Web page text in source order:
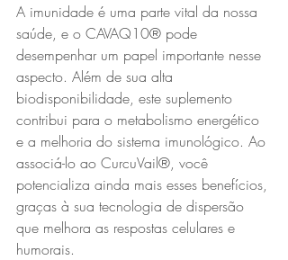
A imunidade é uma parte vital da nossa
saúde, e o CAVAQ10® pode
desempenhar um papel importante nesse
aspecto. Além de sua alta
biodisponibilidade, este suplemento
contribui para o metabolismo energético
e a melhoria do sistema imunológico. Ao
associá-lo ao CurcuVail®, você
potencializa ainda mais esses benefícios,
graças à sua tecnologia de dispersão
que melhora as respostas celulares e
humorais.